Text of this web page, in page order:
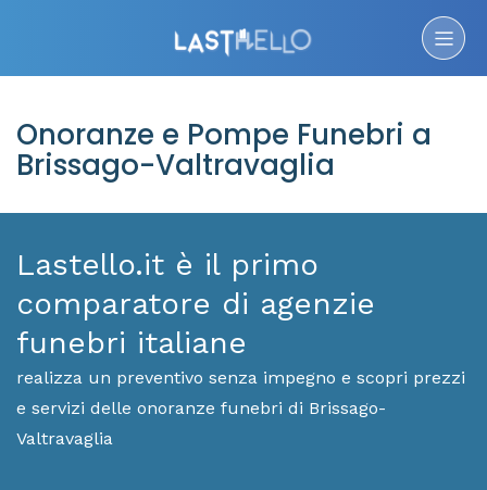
Onoranze e Pompe Funebri a
Brissago-Valtravaglia
Lastello.it è il primo
comparatore di agenzie
funebri italiane
realizza un preventivo senza impegno e scopri prezzi
e servizi delle onoranze funebri di Brissago-
Valtravaglia